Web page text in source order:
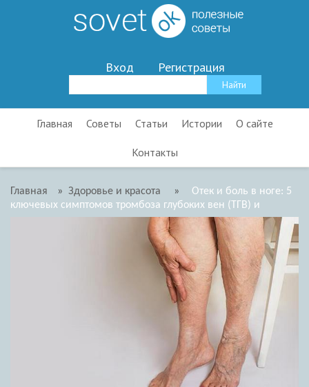
Вход Регистрация
Главная Советы Статьи Истории О сайте
Контакты
Главная » Здоровье и красота »
Отек и боль в ноге: 5
ключевых симптомов тромбоза глубоких вен (ТГВ) и